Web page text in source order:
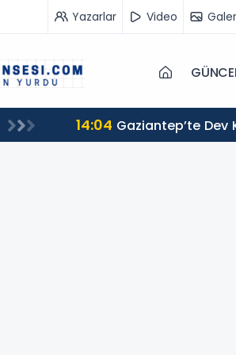
Yazarlar Video
14:04 Gaziantep’te Dev